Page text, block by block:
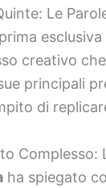
Le
esclusiva
creativo
principali
di
Complesso:
ha spiegato